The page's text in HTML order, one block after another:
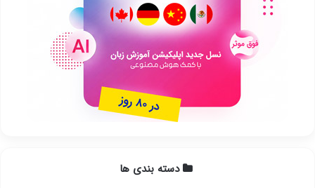
دسته بندی ها